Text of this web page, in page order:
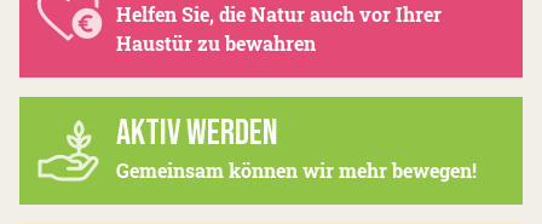
Helfen Sie, die Natur auch vor Ihrer
Haustür zu bewahren
AKTIV WERDEN
Gemeinsam können wir mehr bewegen!